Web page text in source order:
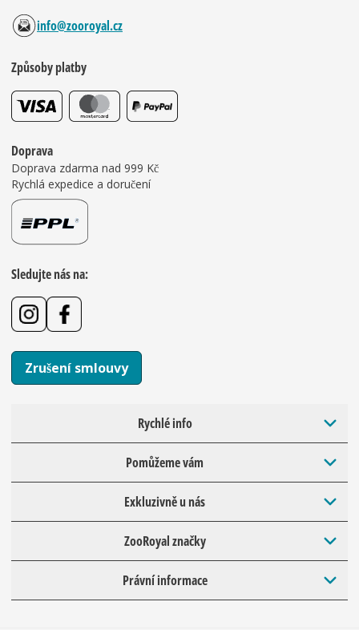
info@zooroyal.cz
Způsoby platby
Doprava
Doprava zdarma nad 999 Kč
Rychlá expedice a doručení
Sledujte nás na:
Zrušení smlouvy
Rychlé info
Pomůžeme vám
Exkluzivně u nás
ZooRoyal značky
Právní informace